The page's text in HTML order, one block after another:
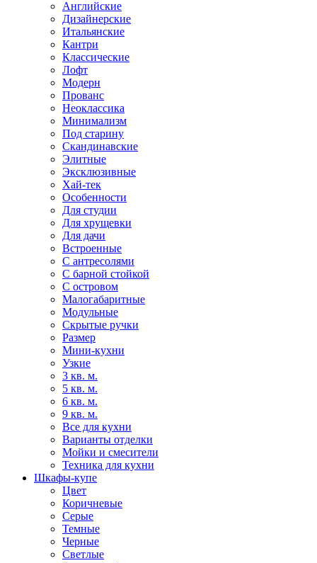
Английские
Дизайнерские
Итальянские
Кантри
Классические
Лофт
Модерн
Прованс
Неоклассика
Минимализм
Под старину
Скандинавские
Элитные
Эксклюзивные
Хай-тек
Особенности
Для студии
Для хрущевки
Для дачи
Встроенные
С антресолями
С барной стойкой
С островом
Малогабаритные
Модульные
Скрытые ручки
Размер
Мини-кухни
Узкие
3 кв. м.
5 кв. м.
6 кв. м.
9 кв. м.
Все для кухни
Варианты отделки
Мойки и смесители
Техника для кухни
Шкафы-купе
Цвет
Коричневые
Серые
Темные
Черные
Светлые